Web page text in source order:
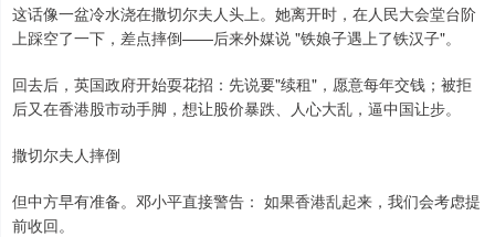
这话像一盆冷水浇在撒切尔夫人头上。她离开时，在人民大会堂台阶
上踩空了一下，差点摔倒——后来外媒说 "铁娘子遇上了铁汉子"。
回去后，英国政府开始耍花招：先说要"续租"，愿意每年交钱；被拒
后又在香港股市动手脚，想让股价暴跌、人心大乱，逼中国让步。
撒切尔夫人摔倒
但中方早有准备。邓小平直接警告： 如果香港乱起来，我们会考虑提
前收回。